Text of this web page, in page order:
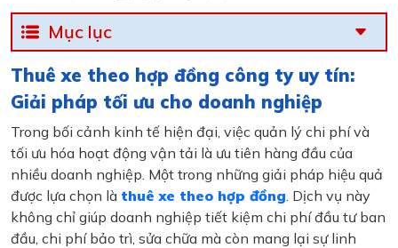
Mục lục
Thuê xe theo hợp đồng công ty uy tín:
Giải pháp tối ưu cho doanh nghiệp
Trong bối cảnh kinh tế hiện đại, việc quản lý chi phí và
tối ưu hóa hoạt động vận tải là ưu tiên hàng đầu của
nhiều doanh nghiệp. Một trong những giải pháp hiệu quả
được lựa chọn là thuê xe theo hợp đồng. Dịch vụ này
không chỉ giúp doanh nghiệp tiết kiệm chi phí đầu tư ban
đầu, chi phí bảo trì, sửa chữa mà còn mang lại sự linh